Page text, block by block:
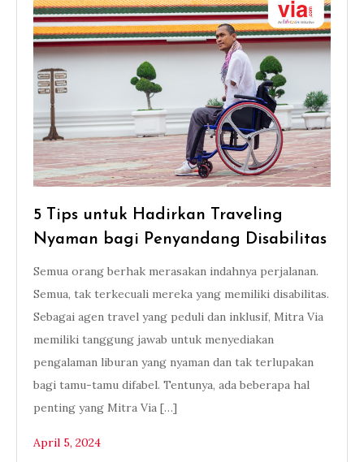
5 Tips untuk Hadirkan Traveling
Nyaman bagi Penyandang Disabilitas
Semua orang berhak merasakan indahnya perjalanan.
Semua, tak terkecuali mereka yang memiliki disabilitas.
Sebagai agen travel yang peduli dan inklusif, Mitra Via
memiliki tanggung jawab untuk menyediakan
pengalaman liburan yang nyaman dan tak terlupakan
bagi tamu-tamu difabel. Tentunya, ada beberapa hal
penting yang Mitra Via […]
April 5, 2024